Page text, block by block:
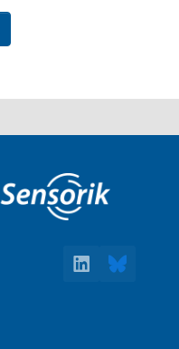
LinkedInBluesky